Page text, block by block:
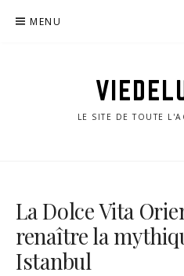
MENU
LE SITE DE TOUTE
La Dolce Vita
renaître la
Istanbul